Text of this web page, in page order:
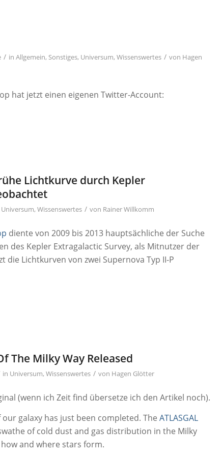
/ inAllgemein, Sonstiges, Universum,Wissenswertes / von Hagen
hat jetzt einen eigenen Twitter-Account:
Lichtkurve durch Kepler
Universum,Wissenswertes / von Rainer Willkomm
diente von 2009 bis 2013 hauptsächliche der Suche
des Kepler Extragalactic Survey, als Mitnutzer der
die Lichtkurven von zwei Supernova Typ II-P
The Milky Way Released
in Universum,Wissenswertes / von Hagen Glötter
(wenn ich Zeit find übersetze ich den Artikel noch).
galaxy has just been completed. TheATLASGAL
of cold dust and gas distribution in the Milky
and where stars form.